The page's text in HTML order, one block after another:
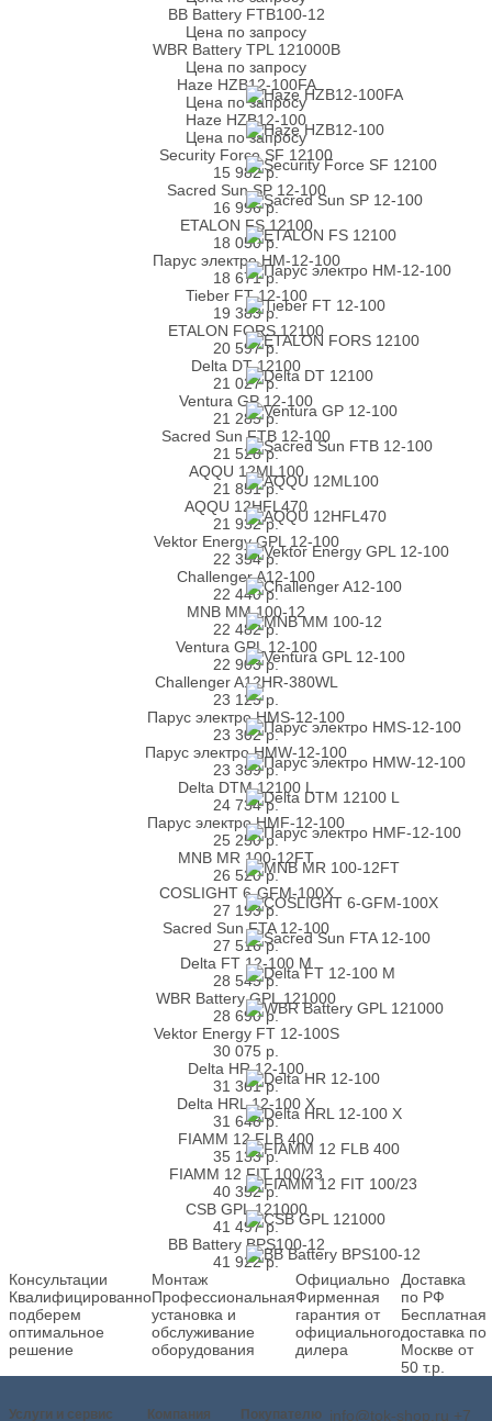
BB Battery FTB100-12
Цена по запросу
WBR Battery TPL 121000B
Цена по запросу
Haze HZB12-100FA
Цена по запросу
Haze HZB12-100
Цена по запросу
Security Force SF 12100
15 982р.
Sacred Sun SP 12-100
16 996р.
ETALON FS 12100
18 050р.
Парус электро HM-12-100
18 671р.
Tieber FT 12-100
19 383р.
ETALON FORS 12100
20 597р.
Delta DT 12100
21 027р.
Ventura GP 12-100
21 285р.
Sacred Sun FTB 12-100
21 528р.
AQQU 12ML100
21 851р.
AQQU 12HFL470
21 932р.
Vektor Energy GPL 12-100
22 354р.
Challenger A12-100
22 440р.
MNB MM 100-12
22 482р.
Ventura GPL 12-100
22 903р.
Challenger A12HR-380WL
23 125р.
Парус электро HMS-12-100
23 302р.
Парус электро HMW-12-100
23 389р.
Delta DTM 12100 L
24 734р.
Парус электро HMF-12-100
25 250р.
MNB MR 100-12FT
26 520р.
COSLIGHT 6-GFM-100X
27 193р.
Sacred Sun FTA 12-100
27 516р.
Delta FT 12-100 M
28 545р.
WBR Battery GPL 121000
28 690р.
Vektor Energy FT 12-100S
30 075 р.
Delta HR 12-100
31 361р.
Delta HRL 12-100 X
31 648р.
FIAMM 12 FLB 400
35 133р.
FIAMM 12 FIT 100/23
40 352р.
CSB GPL 121000
41 497р.
BB Battery BPS100-12
41 922р.
Консультации
Квалифицированно
подберем
оптимальное
решение
Монтаж
Профессиональная
установка и
обслуживание
оборудования
Официально
Фирменная
гарантия от
официального
дилера
Доставка
по РФ
Бесплатная
доставка по
Москве от
50 т.р.
Услуги и сервис Компания Покупателю info@tok-shop.ru +7